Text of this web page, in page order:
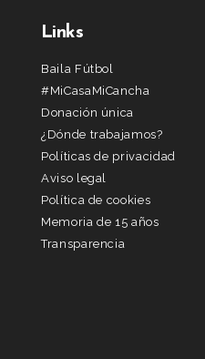
Links
Baila Fútbol
#MiCasaMiCancha
Donación única
¿Dónde trabajamos?
Políticas de privacidad
Aviso legal
Política de cookies
Memoria de 15 años
Transparencia